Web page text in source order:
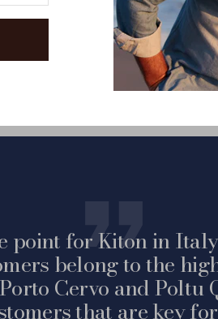
point for Kiton in
belong to the
Cervo and Poltu
that are key